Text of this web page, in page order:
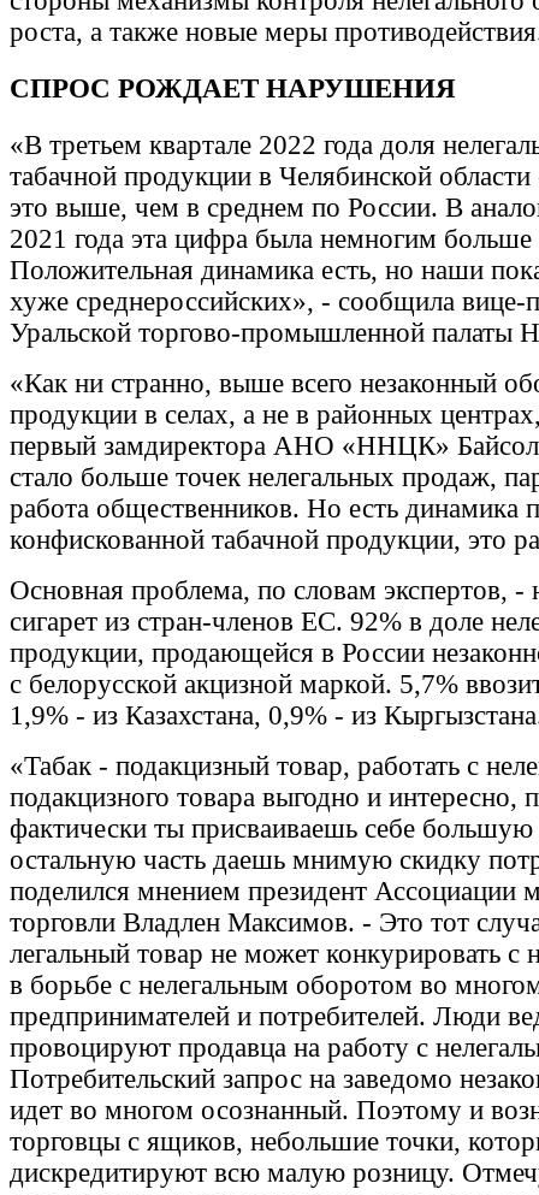
роста, а также новые меры
СПРОС РОЖДАЕТ НАРУШЕНИЯ
«В третьем квартале 2022 года доля
табачной продукции в Челябинской
это выше, чем в среднем по России. В
2021 года эта цифра была немногим
Положительная динамика есть, но наши
хуже среднероссийских», - сообщила
Уральской торгово-промышленной палаты
«Как ни странно, выше всего незаконный
продукции в селах, а не в районных
первый замдиректора АНО «ННЦК»
стало больше точек нелегальных продаж,
работа общественников. Но есть динамика
конфискованной табачной продукции, это
Основная проблема, по словам экспертов, -
сигарет из стран-членов ЕС. 92% в доле
продукции, продающейся в России
с белорусской акцизной маркой. 5,7%
1,9% - из Казахстана, 0,9% - из
«Табак - подакцизный товар, работать с
подакцизного товара выгодно и интересно,
фактически ты присваиваешь себе большую
остальную часть даешь мнимую скидку
поделился мнением президент Ассоциации
торговли Владлен Максимов. - Это тот
легальный товар не может конкурировать с
в борьбе с нелегальным оборотом во
предпринимателей и потребителей. Люди
провоцируют продавца на работу с
Потребительский запрос на заведомо
идет во многом осознанный. Поэтому и
торговцы с ящиков, небольшие точки,
дискредитируют всю малую розницу.